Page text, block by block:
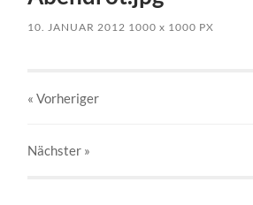
10. JANUAR 2012 1000x 1000 PX
« Vorheriger
Nächster »